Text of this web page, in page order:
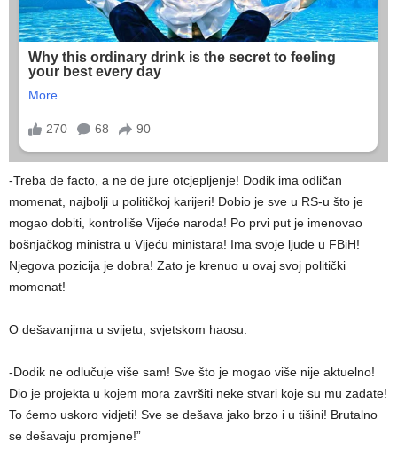
-Treba de facto, a ne de jure otcjepljenje! Dodik ima odličan
momenat, najbolji u političkoj karijeri! Dobio je sve u RS-u što je
mogao dobiti, kontroliše Vijeće naroda! Po prvi put je imenovao
bošnjačkog ministra u Vijeću ministara! Ima svoje ljude u FBiH!
Njegova pozicija je dobra! Zato je krenuo u ovaj svoj politički
momenat!
O dešavanjima u svijetu, svjetskom haosu:
-Dodik ne odlučuje više sam! Sve što je mogao više nije aktuelno!
Dio je projekta u kojem mora završiti neke stvari koje su mu zadate!
To ćemo uskoro vidjeti! Sve se dešava jako brzo i u tišini! Brutalno
se dešavaju promjene!”